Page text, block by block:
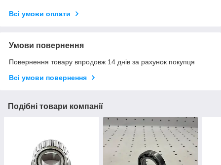
Всі умови оплати
Умови повернення
Повернення товару впродовж 14 днів за рахунок покупця
Всі умови повернення
Подібні товари компанії